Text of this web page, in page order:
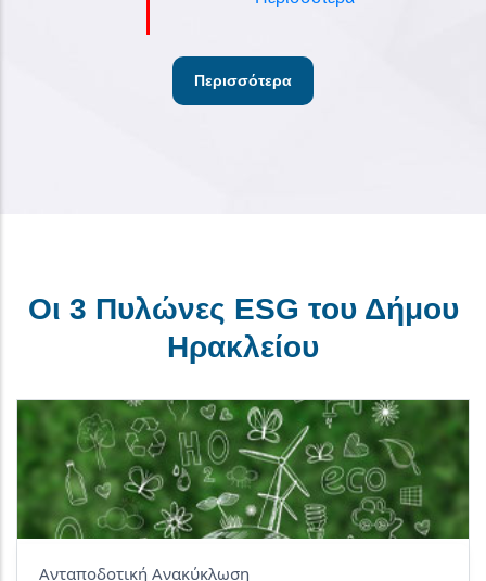
Περισσότερα
Οι 3 Πυλώνες ESG του Δήμου
Ηρακλείου
Ανταποδοτική Ανακύκλωση